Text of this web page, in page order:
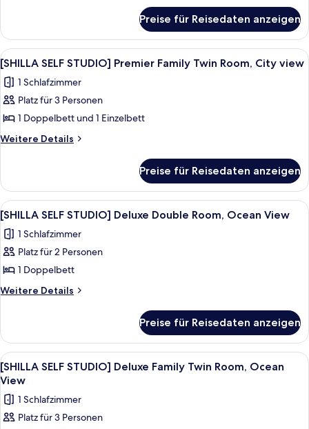
Twin
Room,
City
View
anzeigen
SELF
STUDIO]
Deluxe
Family
Twin
Room,
View
Preise für Reisedaten anzeigen
Alle
Fotos
für
[SHILLA
SELF
STUDIO]
Twin
Room,
City
view
anzeigen
Ein grauer Teddybär mit Schleier
8
[SHILLA SELF STUDIO] Premier Family Twin Room, City view
1 Schlafzimmer
Platz für 3 Personen
1 Doppelbett und 1 Einzelbett
Weitere Details
Weitere
SELF
STUDIO]
Premier
Family
Twin
Room,
view
Preise für Reisedaten anzeigen
Alle
Fotos
für
[SHILLA
SELF
STUDIO]
Room,
Ocean
View
anzeigen
Ein grauer Teddybär mit Schleier
11
[SHILLA SELF STUDIO] Deluxe Double Room, Ocean View
1 Schlafzimmer
Platz für 2 Personen
1 Doppelbett
Weitere Details
Weitere
SELF
STUDIO]
Deluxe
Double
Ocean
View
Preise für Reisedaten anzeigen
Alle
Fotos
für
[SHILLA
SELF
Ein moderner Glasturm mit dem
5
[SHILLA SELF STUDIO] Deluxe Family Twin Room, Ocean
View
1 Schlafzimmer
Platz für 3 Personen